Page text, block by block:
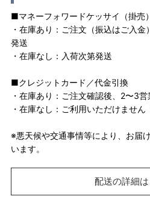
■マネーフォワードケッサイ（掛売
・在庫あり：ご注文（振込はご入
発送
・在庫なし：入荷次第発送
■クレジットカード／代金引換
・在庫あり：ご注文確認後、2〜3
・在庫なし：ご利用いただけません
※悪天候や交通事情等により、お届
います。
配送の詳細